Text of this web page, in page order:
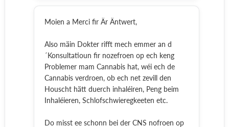
Moien a Merci fir Är Äntwert,
Also mäin Dokter rifft mech emmer an d
´Konsultatioun fir nozefroen op ech keng
Problemer mam Cannabis hat, wéi ech de
Cannabis verdroen, ob ech net zevill den
Houscht hätt duerch inhaléiren, Peng beim
Inhaléieren, Schlofschwieregkeeten etc.
Do misst ee schonn bei der CNS nofroen op